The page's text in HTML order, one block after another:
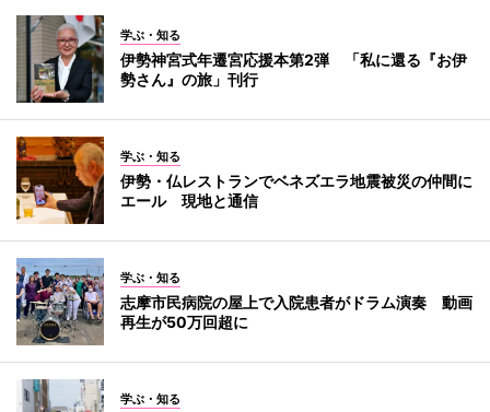
学ぶ・知る
伊勢神宮式年遷宮応援本第2弾 「私に還る『お伊
勢さん』の旅」刊行
学ぶ・知る
伊勢・仏レストランでベネズエラ地震被災の仲間に
エール 現地と通信
学ぶ・知る
志摩市民病院の屋上で入院患者がドラム演奏 動画
再生が50万回超に
学ぶ・知る